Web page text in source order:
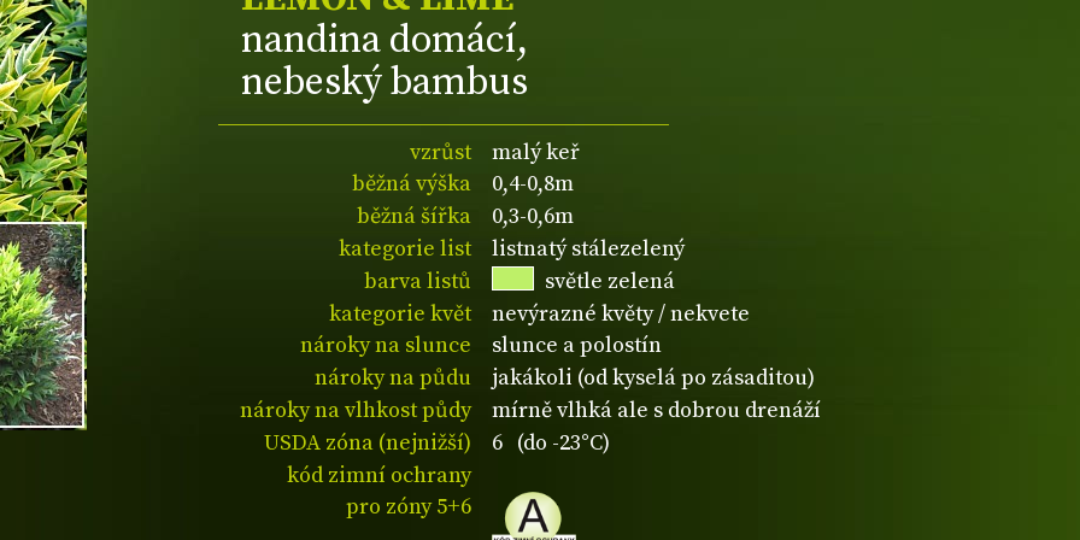
nandina domácí,
nebeský bambus
vzrůst
malý keř
běžná výška
0,4-0,8m
běžná šířka
0,3-0,6m
kategorie list
listnatý stálezelený
barva listů
světle zelená
kategorie květ
nevýrazné květy / nekvete
nároky na slunce
slunce a polostín
nároky na půdu
jakákoli (od kyselá po zásaditou)
nároky na vlhkost půdy
mírně vlhká ale s dobrou drenáží
USDA zóna (nejnižší)
6 (do -23°C)
kód zimní ochrany
pro zóny 5+6